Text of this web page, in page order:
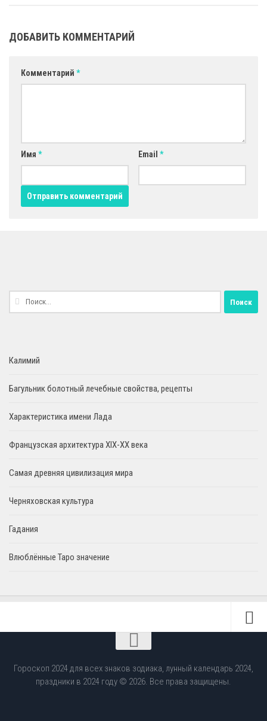
ДОБАВИТЬ КОММЕНТАРИЙ
Комментарий *
Имя * Email *
Найти:
Калимий
Багульник болотный лечебные свойства, рецепты
Характеристика имени Лада
Французская архитектура XIX-XX века
Самая древняя цивилизация мира
Черняховская культура
Гадания
Влюблённые Таро значение
Гороскоп 2024 для всех знаков зодиака, лунный календарь 2024,
праздники в 2024 году © 2026. Все права защищены.